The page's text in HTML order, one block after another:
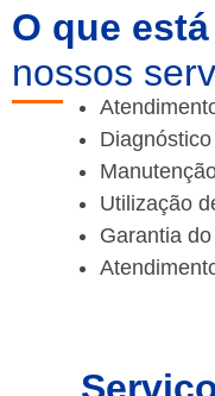
O que
nossos
Utilização
Garantia